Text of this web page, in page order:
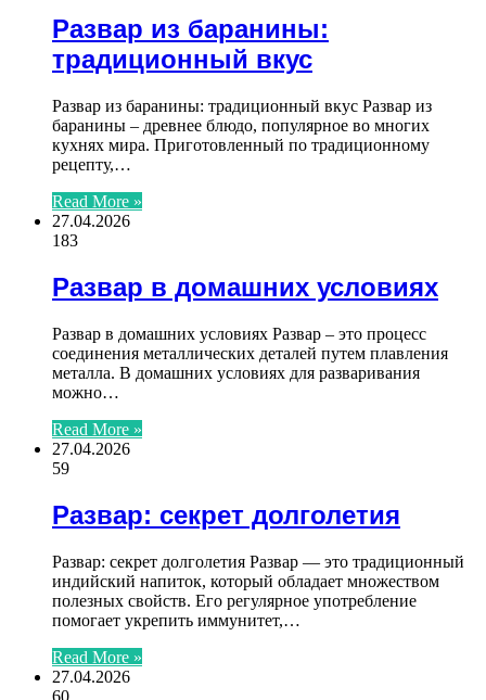
Развар из баранины:
традиционный вкус
Развар из баранины: традиционный вкус Развар из
баранины – древнее блюдо, популярное во многих
кухнях мира. Приготовленный по традиционному
рецепту,…
Read More »
27.04.2026
183
Развар в домашних условиях
Развар в домашних условиях Развар – это процесс
соединения металлических деталей путем плавления
металла. В домашних условиях для разваривания
можно…
Read More »
27.04.2026
59
Развар: секрет долголетия
Развар: секрет долголетия Развар — это традиционный
индийский напиток, который обладает множеством
полезных свойств. Его регулярное употребление
помогает укрепить иммунитет,…
Read More »
27.04.2026
60